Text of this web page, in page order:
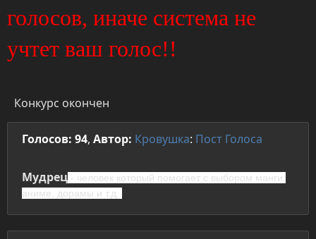
голосов, иначе система не
учтет ваш голос!!
Конкурс окончен
Голосов: 94, Автор: Кровушка: Пост Голоса
Мудрец - человек который помогает с выбором манги,
аниме, дорамы и т.д.